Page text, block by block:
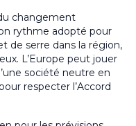
changement
rythme adopté pour
de serre dans la région,
L’Europe peut jouer
société neutre en
respecter l’Accord